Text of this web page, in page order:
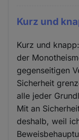
Kurz und
Kurz und
der
gegenseitigen
Sicherheit
alle jeder
Mit an
deshalb, weil